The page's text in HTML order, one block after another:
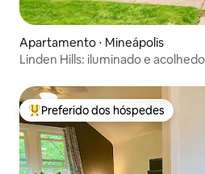
Apartamento ⋅ Mineápolis
Linden Hills: iluminado e
Entre os melhores preferidos dos
Preferido dos hóspedes